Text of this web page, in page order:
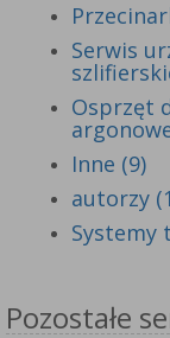
Serwis
Osprzęt
Inne (9)
autorzy
Systemy
Pozostałe